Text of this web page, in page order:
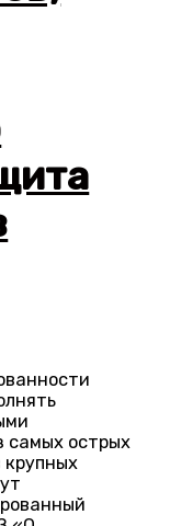
самых острых
крупных